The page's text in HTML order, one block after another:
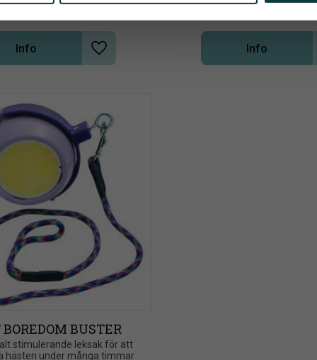
Lägg till i önskelista
Info Info
BUSTER
stimulerande leksak för att
hästen under många timmar